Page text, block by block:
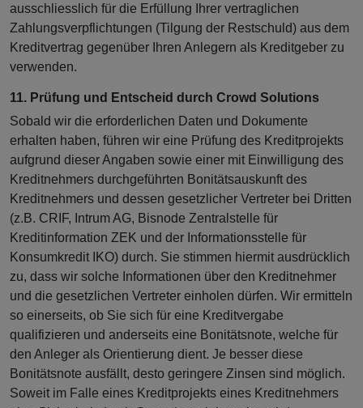
ausschliesslich für die Erfüllung Ihrer vertraglichen
Zahlungsverpflichtungen (Tilgung der Restschuld) aus dem
Kreditvertrag gegenüber Ihren Anlegern als Kreditgeber zu
verwenden.
11. Prüfung und Entscheid durch Crowd Solutions
Sobald wir die erforderlichen Daten und Dokumente
erhalten haben, führen wir eine Prüfung des Kreditprojekts
aufgrund dieser Angaben sowie einer mit Einwilligung des
Kreditnehmers durchgeführten Bonitätsauskunft des
Kreditnehmers und dessen gesetzlicher Vertreter bei Dritten
(z.B. CRIF, Intrum AG, Bisnode Zentralstelle für
Kreditinformation ZEK und der Informationsstelle für
Konsumkredit IKO) durch. Sie stimmen hiermit ausdrücklich
zu, dass wir solche Informationen über den Kreditnehmer
und die gesetzlichen Vertreter einholen dürfen. Wir ermitteln
so einerseits, ob Sie sich für eine Kreditvergabe
qualifizieren und anderseits eine Bonitätsnote, welche für
den Anleger als Orientierung dient. Je besser diese
Bonitätsnote ausfällt, desto geringere Zinsen sind möglich.
Soweit im Falle eines Kreditprojekts eines Kreditnehmers